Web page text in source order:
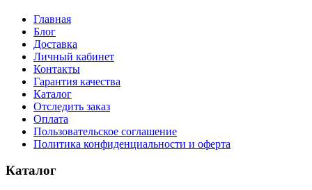
Главная
Блог
Доставка
Личный кабинет
Контакты
Гарантия качества
Каталог
Отследить заказ
Оплата
Пользовательское соглашение
Политика конфиденциальности и оферта
Каталог